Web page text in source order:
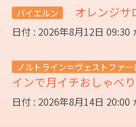
バイエルン オレンジサ
日付 : 2026年8月12日 09:30
ノルトライン＝ヴェストファー
インで月イチおしゃべり
日付 : 2026年8月14日 20:00